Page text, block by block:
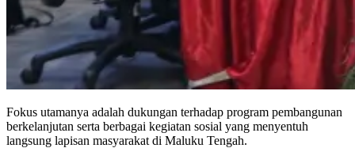
Fokus utamanya adalah dukungan terhadap program pembangunan
berkelanjutan serta berbagai kegiatan sosial yang menyentuh
langsung lapisan masyarakat di Maluku Tengah.